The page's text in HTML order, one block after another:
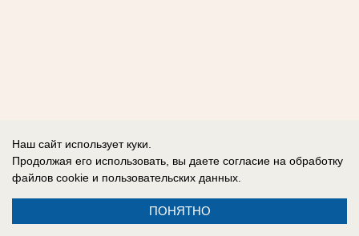
Наш сайт использует куки.
Продолжая его использовать, вы даете согласие на обработку
файлов cookie и пользовательских данных.
ПОНЯТНО